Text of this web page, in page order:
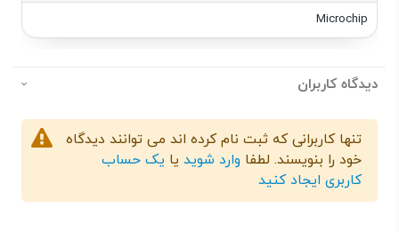
Microchip
دیدگاه کاربران
تنها کاربرانی که ثبت نام کرده اند می توانند دیدگاه
خود را بنویسند. لطفا وارد شوید یا یک حساب
کاربری ایجاد کنید